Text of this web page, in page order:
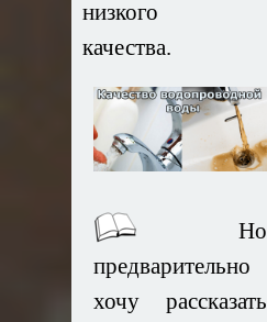
низкого
качества.
Но
предварительно
хочу рассказать